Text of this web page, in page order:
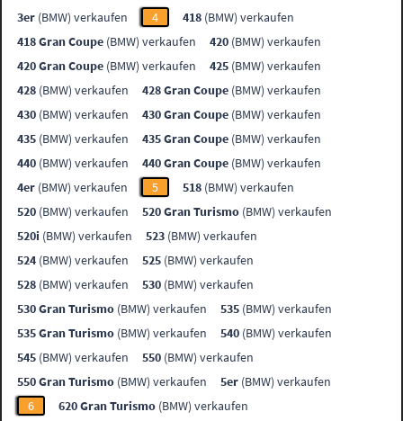
3er (BMW) verkaufen 4 418 (BMW) verkaufen
418 Gran Coupe (BMW) verkaufen 420 (BMW) verkaufen
420 Gran Coupe (BMW) verkaufen 425 (BMW) verkaufen
428 (BMW) verkaufen 428 Gran Coupe (BMW) verkaufen
430 (BMW) verkaufen 430 Gran Coupe (BMW) verkaufen
435 (BMW) verkaufen 435 Gran Coupe (BMW) verkaufen
440 (BMW) verkaufen 440 Gran Coupe (BMW) verkaufen
4er (BMW) verkaufen 5 518 (BMW) verkaufen
520 (BMW) verkaufen 520 Gran Turismo (BMW) verkaufen
520i (BMW) verkaufen 523 (BMW) verkaufen
524 (BMW) verkaufen 525 (BMW) verkaufen
528 (BMW) verkaufen 530 (BMW) verkaufen
530 Gran Turismo (BMW) verkaufen 535 (BMW) verkaufen
535 Gran Turismo (BMW) verkaufen 540 (BMW) verkaufen
545 (BMW) verkaufen 550 (BMW) verkaufen
550 Gran Turismo (BMW) verkaufen 5er (BMW) verkaufen
6
620 Gran Turismo (BMW) verkaufen